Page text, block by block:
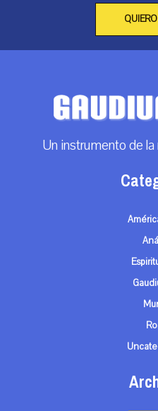
Un instrumento de